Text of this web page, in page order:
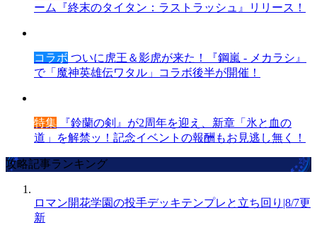
ーム『終末のタイタン：ラストラッシュ』リリース！
コラボ ついに虎王＆影虎が来た！『鋼嵐 - メカラシ』
で「魔神英雄伝ワタル」コラボ後半が開催！
特集 『鈴蘭の剣』が2周年を迎え、新章「氷と血の
道」を解禁ッ！記念イベントの報酬もお見逃し無く！
攻略記事ランキング
ロマン開花学園の投手デッキテンプレと立ち回り|8/7更
新